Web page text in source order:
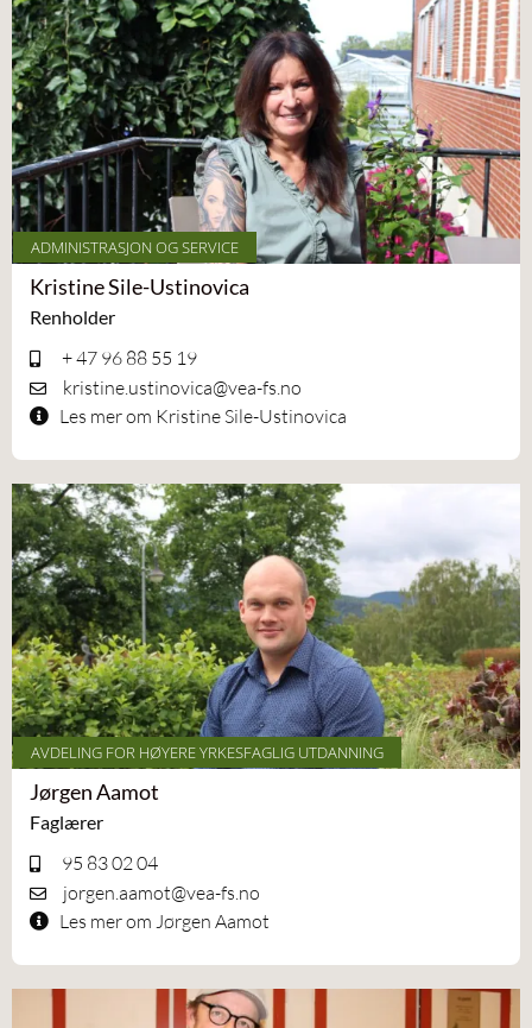
ADMINISTRASJON OG SERVICE
Kristine Sile-Ustinovica
Renholder
+ 47 96 88 55 19
kristine.ustinovica@vea-fs.no
Les mer om Kristine Sile-Ustinovica
AVDELING FOR HØYERE YRKESFAGLIG UTDANNING
Jørgen Aamot
Faglærer
95 83 02 04
jorgen.aamot@vea-fs.no
Les mer om Jørgen Aamot